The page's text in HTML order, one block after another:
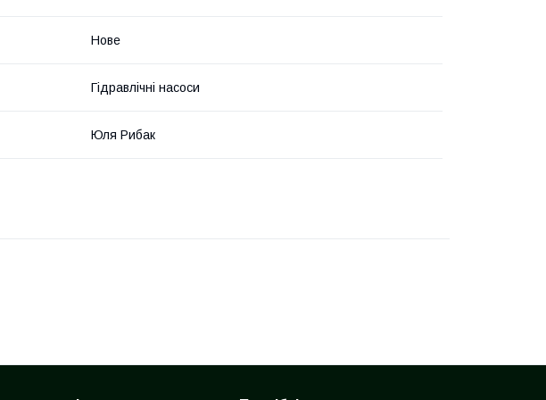
Нове
Гідравлічні насоси
Юля Рибак